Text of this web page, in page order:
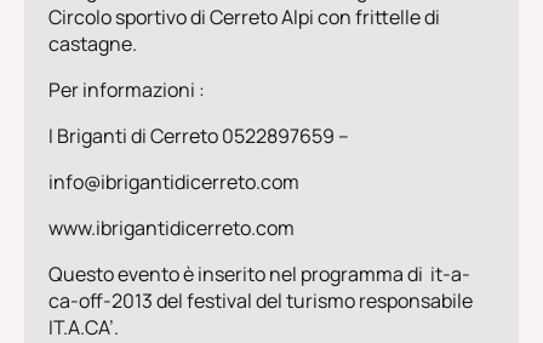
Circolo sportivo di Cerreto Alpi con frittelle di
castagne.
Per informazioni :
I Briganti di Cerreto 0522897659 –
info@ibrigantidicerreto.com
www.ibrigantidicerreto.com
Questo evento è inserito nel programma di it-a-
ca-off-2013del festival del turismo responsabile
IT.A.CA’.